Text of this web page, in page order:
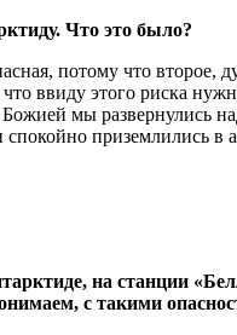
Что это было?
потому что второе,
ввиду этого риска
мы развернулись
приземлились в
на станции
с такими